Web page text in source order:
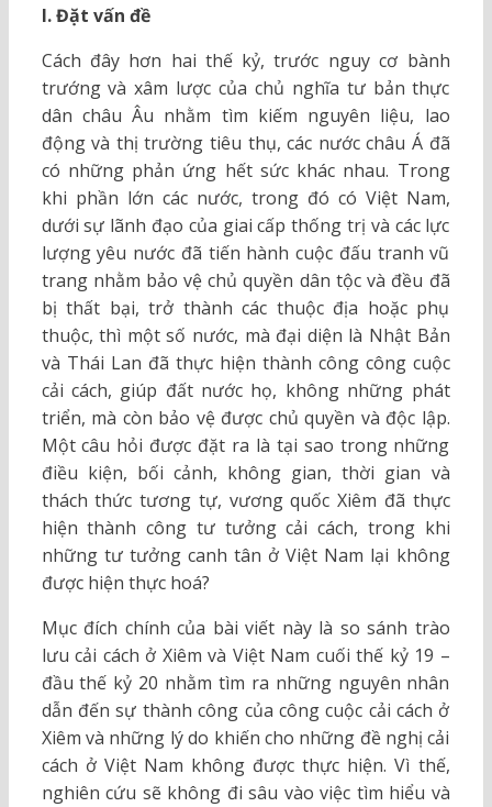
I. Đặt vấn đề
Cách đây hơn hai thế kỷ, trước nguy cơ bành
trướng và xâm lược của chủ nghĩa tư bản thực
dân châu Âu nhằm tìm kiếm nguyên liệu, lao
động và thị trường tiêu thụ, các nước châu Á đã
có những phản ứng hết sức khác nhau. Trong
khi phần lớn các nước, trong đó có Việt Nam,
dưới sự lãnh đạo của giai cấp thống trị và các lực
lượng yêu nước đã tiến hành cuộc đấu tranh vũ
trang nhằm bảo vệ chủ quyền dân tộc và đều đã
bị thất bại, trở thành các thuộc địa hoặc phụ
thuộc, thì một số nước, mà đại diện là Nhật Bản
và Thái Lan đã thực hiện thành công công cuộc
cải cách, giúp đất nước họ, không những phát
triển, mà còn bảo vệ được chủ quyền và độc lập.
Một câu hỏi được đặt ra là tại sao trong những
điều kiện, bối cảnh, không gian, thời gian và
thách thức tương tự, vương quốc Xiêm đã thực
hiện thành công tư tưởng cải cách, trong khi
những tư tưởng canh tân ở Việt Nam lại không
được hiện thực hoá?
Mục đích chính của bài viết này là so sánh trào
lưu cải cách ở Xiêm và Việt Nam cuối thế kỷ 19 –
đầu thế kỷ 20 nhằm tìm ra những nguyên nhân
dẫn đến sự thành công của công cuộc cải cách ở
Xiêm và những lý do khiến cho những đề nghị cải
cách ở Việt Nam không được thực hiện. Vì thế,
nghiên cứu sẽ không đi sâu vào việc tìm hiểu và